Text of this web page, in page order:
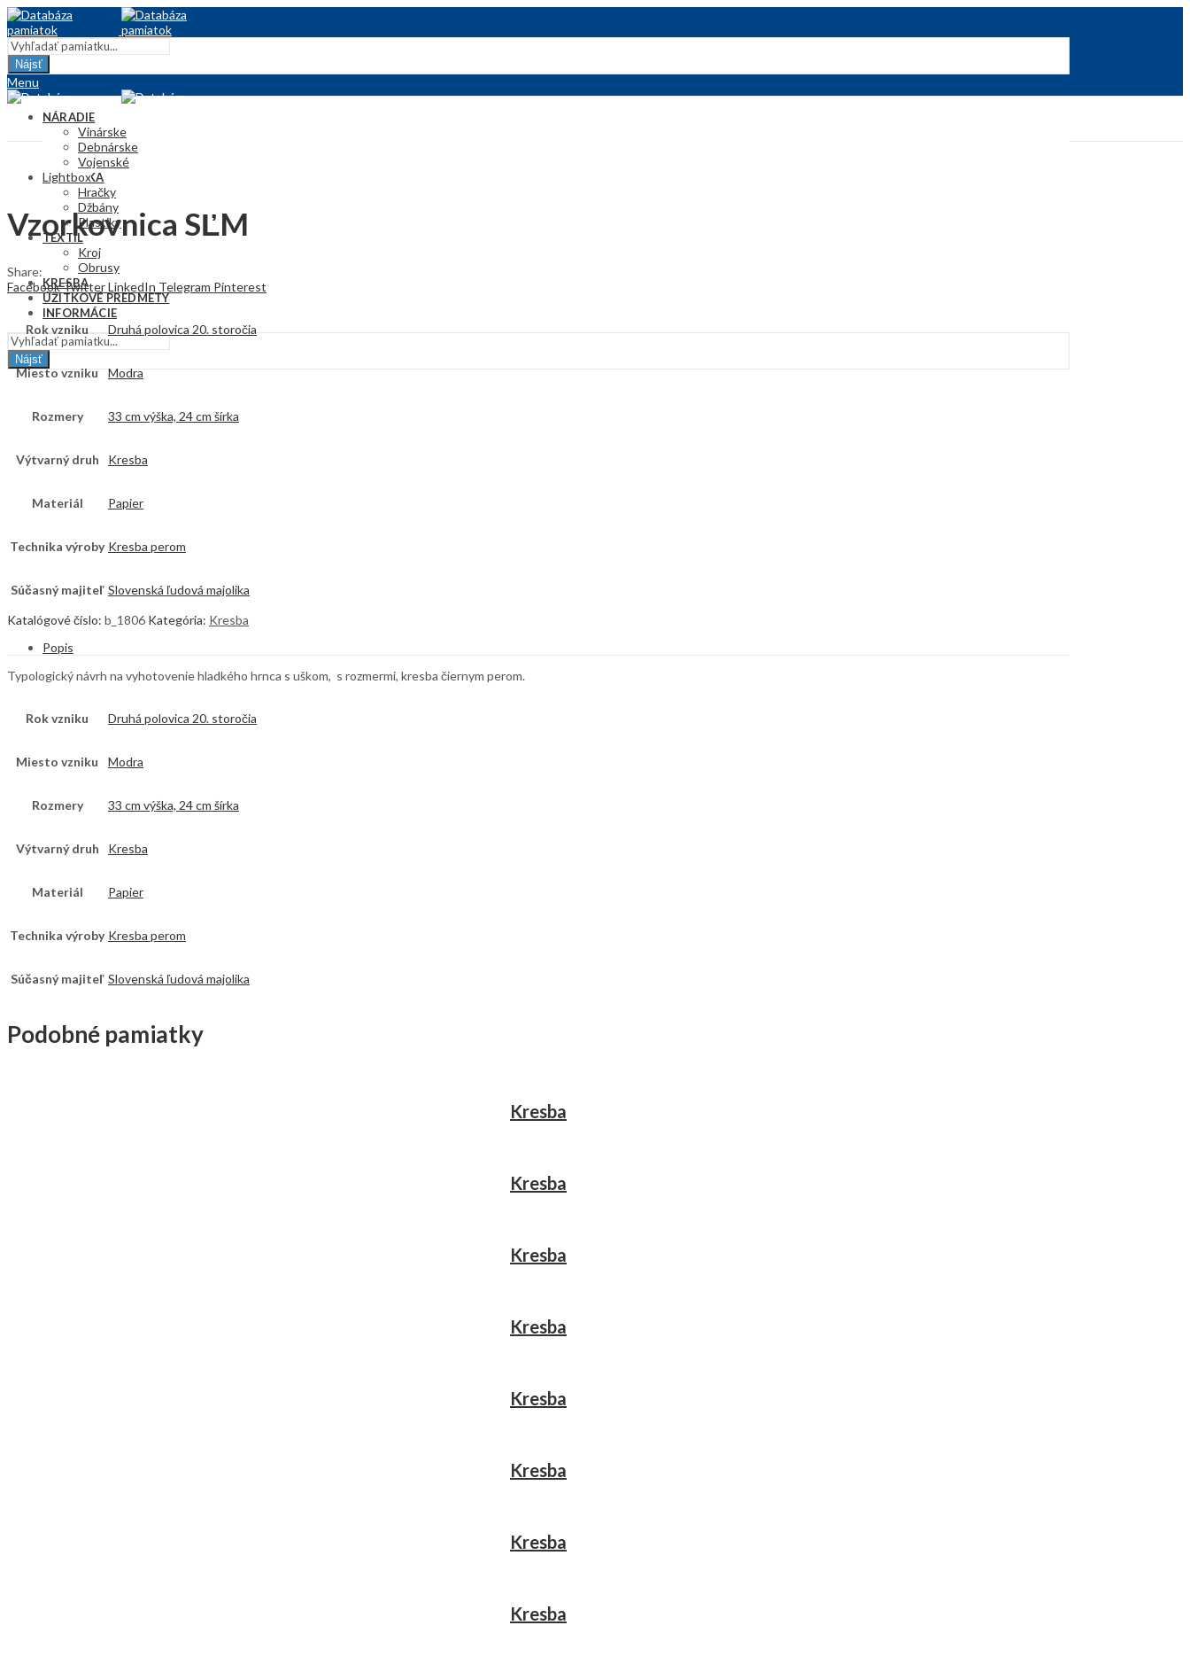
Nájsť
Menu
NÁRADIE
Vinárske
Debnárske
Vojenské
KERAMIKA
Hračky
Džbány
Plastiky
TEXTIL
Kroj
Obrusy
KRESBA
ÚŽITKOVÉ PREDMETY
INFORMÁCIE
Nájsť
Lightbox
Vzorkovnica SĽM
Share:
FacebookTwitterLinkedIn Telegram Pinterest
Rok vzniku Druhá polovica 20. storočia
Miesto vzniku Modra
Rozmery 33 cm výška, 24 cm šírka
Výtvarný druh Kresba
Materiál Papier
Technika výroby Kresba perom
Súčasný majiteľ Slovenská ľudová majolika
Katalógové číslo: b_1806 Kategória: Kresba
Popis
Typologický návrh na vyhotovenie hladkého hrnca s uškom, s rozmermi, kresba čiernym perom.
Rok vzniku Druhá polovica 20. storočia
Miesto vzniku Modra
Rozmery 33 cm výška, 24 cm šírka
Výtvarný druh Kresba
Materiál Papier
Technika výroby Kresba perom
Súčasný majiteľ Slovenská ľudová majolika
Podobné pamiatky
Kresba
Kresba
Kresba
Kresba
Kresba
Kresba
Kresba
Kresba